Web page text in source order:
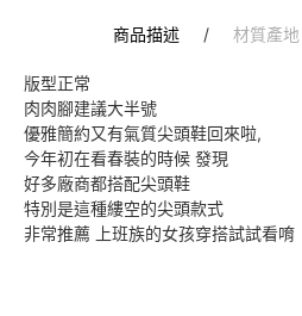
商品描述 / 材質產地
版型正常
肉肉腳建議大半號
優雅簡約又有氣質尖頭鞋回來啦,
今年初在看春裝的時候 發現
好多廠商都搭配尖頭鞋
特別是這種縷空的尖頭款式
非常推薦 上班族的女孩穿搭試試看唷